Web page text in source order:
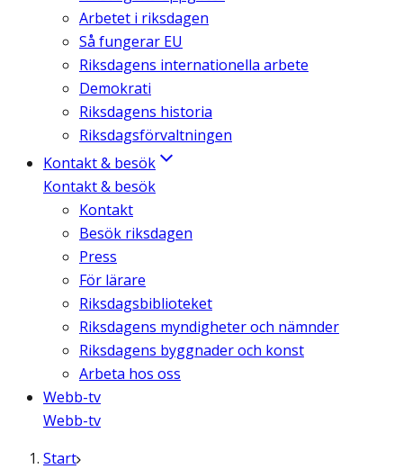
Arbetet i riksdagen
Så fungerar EU
Riksdagens internationella arbete
Demokrati
Riksdagens historia
Riksdagsförvaltningen
Kontakt & besök
Kontakt & besök
Kontakt
Besök riksdagen
Press
För lärare
Riksdagsbiblioteket
Riksdagens myndigheter och nämnder
Riksdagens byggnader och konst
Arbeta hos oss
Webb-tv
Webb-tv
Start